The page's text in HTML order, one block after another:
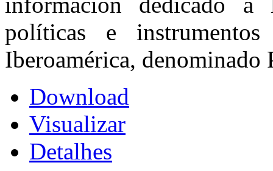
políticas e
Iberoamérica,
Download
Visualizar
Detalhes